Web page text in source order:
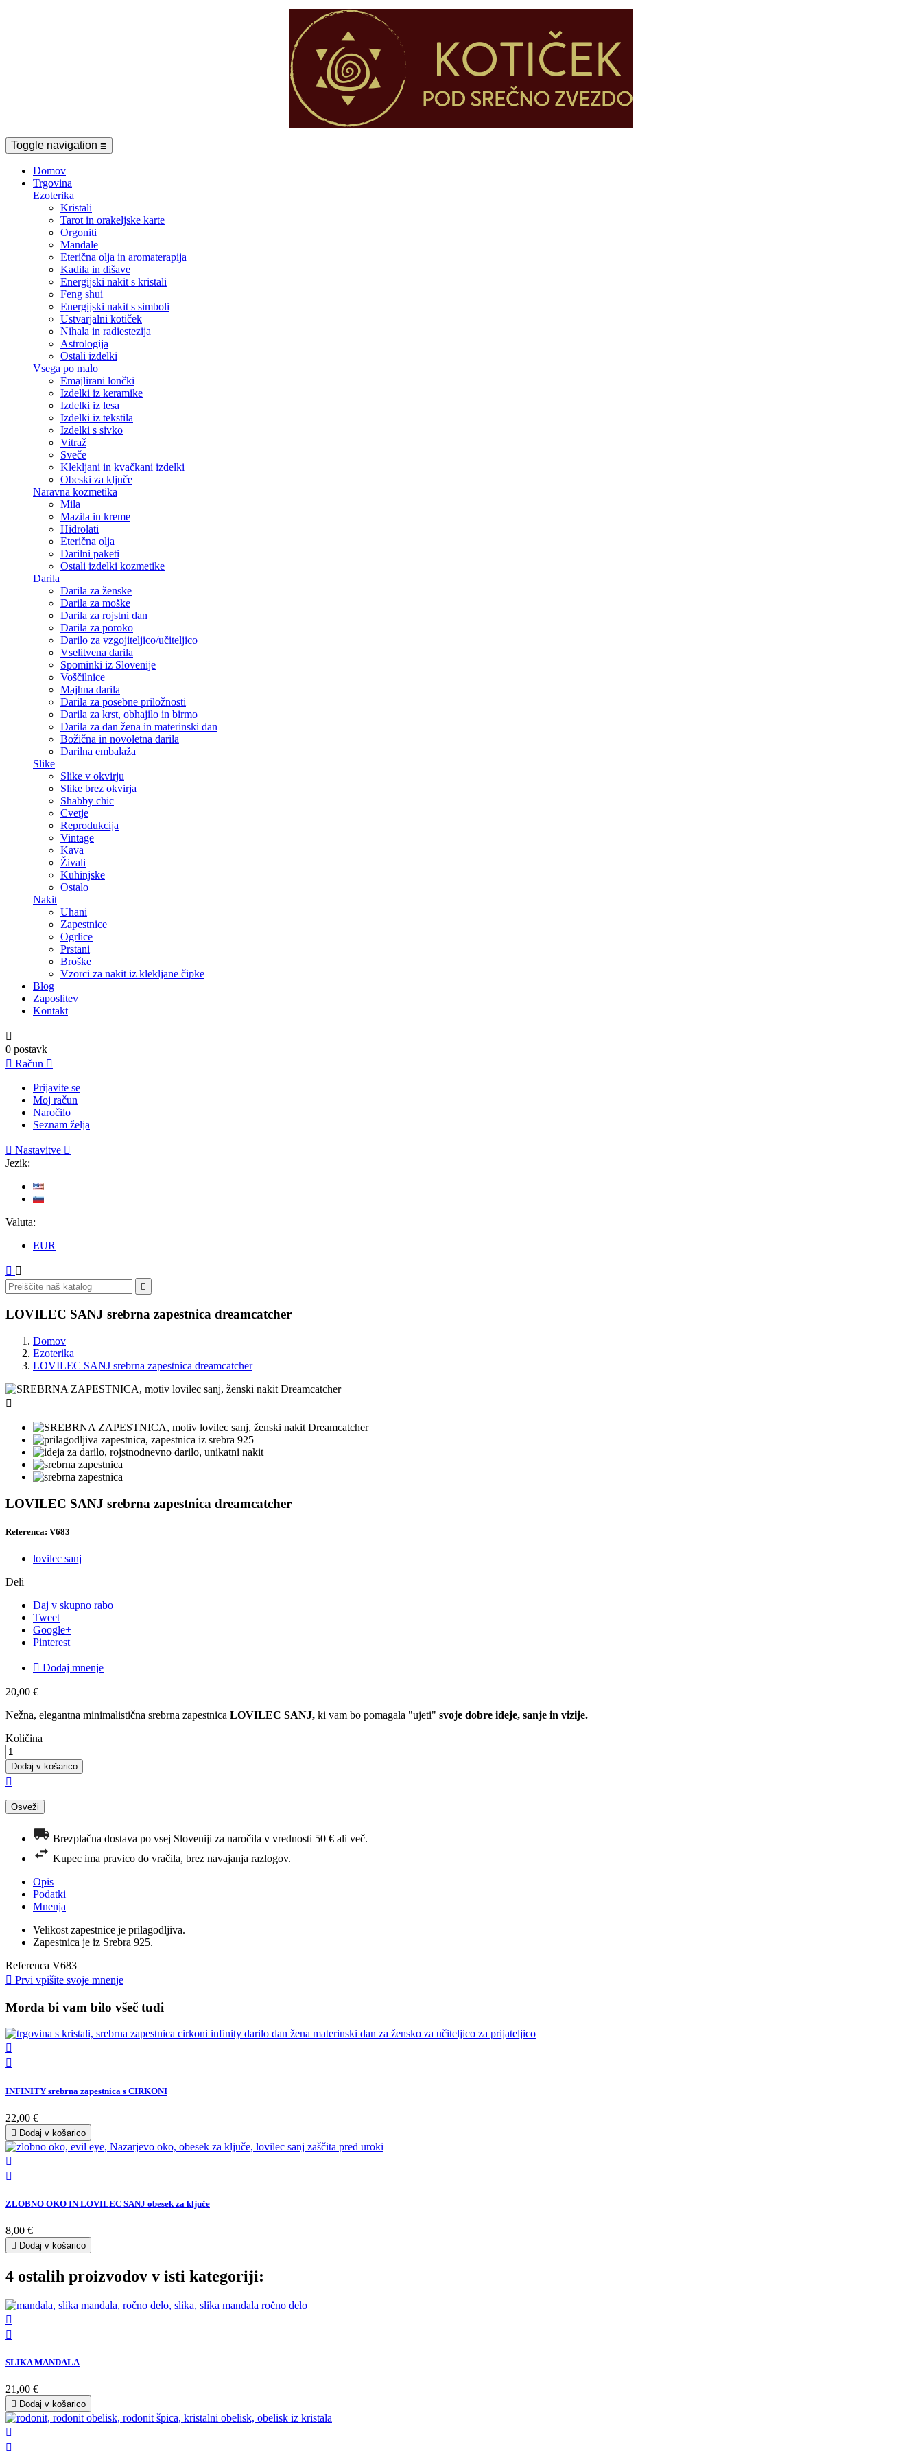
Toggle navigation ☰
Domov
Trgovina
Ezoterika
Kristali
Tarot in orakeljske karte
Orgoniti
Mandale
Eterična olja in aromaterapija
Kadila in dišave
Energijski nakit s kristali
Feng shui
Energijski nakit s simboli
Ustvarjalni kotiček
Nihala in radiestezija
Astrologija
Ostali izdelki
Vsega po malo
Emajlirani lončki
Izdelki iz keramike
Izdelki iz lesa
Izdelki iz tekstila
Izdelki s sivko
Vitraž
Sveče
Klekljani in kvačkani izdelki
Obeski za ključe
Naravna kozmetika
Mila
Mazila in kreme
Hidrolati
Eterična olja
Darilni paketi
Ostali izdelki kozmetike
Darila
Darila za ženske
Darila za moške
Darila za rojstni dan
Darila za poroko
Darilo za vzgojiteljico/učiteljico
Vselitvena darila
Spominki iz Slovenije
Voščilnice
Majhna darila
Darila za posebne priložnosti
Darila za krst, obhajilo in birmo
Darila za dan žena in materinski dan
Božična in novoletna darila
Darilna embalaža
Slike
Slike v okvirju
Slike brez okvirja
Shabby chic
Cvetje
Reprodukcija
Vintage
Kava
Živali
Kuhinjske
Ostalo
Nakit
Uhani
Zapestnice
Ogrlice
Prstani
Broške
Vzorci za nakit iz klekljane čipke
Blog
Zaposlitev
Kontakt

0 postavk
 Račun 
Prijavite se
Moj račun
Naročilo
Seznam želja
 Nastavitve 
Jezik:
Valuta:
EUR
 

LOVILEC SANJ srebrna zapestnica dreamcatcher
Domov
Ezoterika
LOVILEC SANJ srebrna zapestnica dreamcatcher

LOVILEC SANJ srebrna zapestnica dreamcatcher
Referenca: V683
lovilec sanj
Deli
Daj v skupno rabo
Tweet
Google+
Pinterest
 Dodaj mnenje
20,00 €
Nežna, elegantna minimalistična srebrna zapestnica LOVILEC SANJ, ki vam bo pomagala "ujeti" svoje dobre ideje, sanje in vizije.
Količina
Dodaj v košarico

Brezplačna dostava po vsej Sloveniji za naročila v vrednosti 50 € ali več.
Kupec ima pravico do vračila, brez navajanja razlogov.
Opis
Podatki
Mnenja
Velikost zapestnice je prilagodljiva.
Zapestnica je iz Srebra 925.
Referenca V683
 Prvi vpišite svoje mnenje
Morda bi vam bilo všeč tudi


INFINITY srebrna zapestnica s CIRKONI
22,00 €
 Dodaj v košarico


ZLOBNO OKO IN LOVILEC SANJ obesek za ključe
8,00 €
 Dodaj v košarico
4 ostalih proizvodov v isti kategoriji:


SLIKA MANDALA
21,00 €
 Dodaj v košarico

